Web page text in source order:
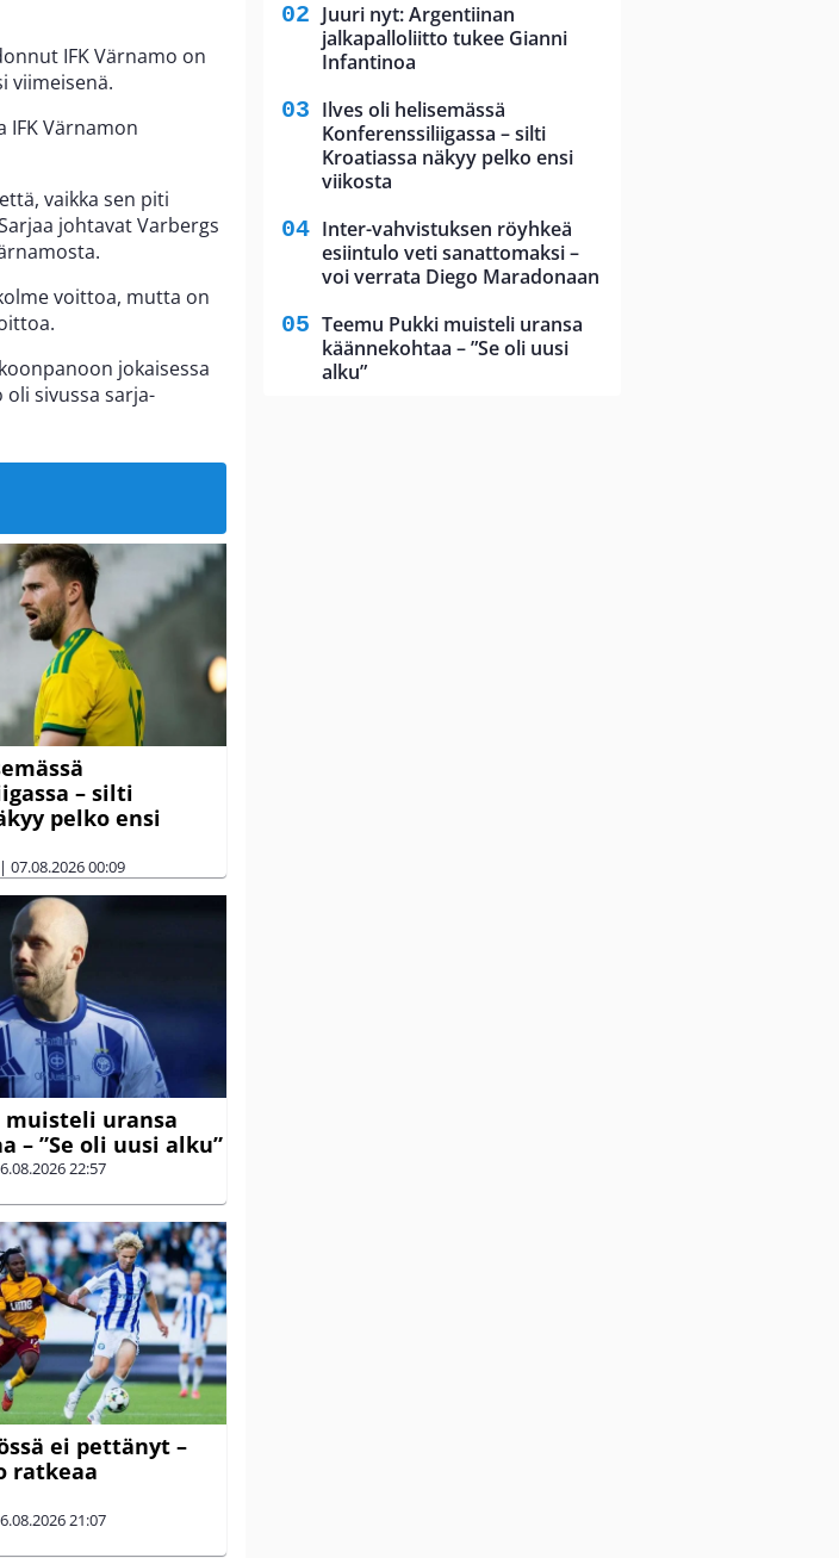
IFK Värnamo on
viimeisenä.
IFK Värnamon
vaikka sen piti
johtavat Varbergs
voittoa, mutta on
jokaisessa
sivussa sarja-
– silti
pelko ensi
| 07.08.202600:09
muisteli uransa
– ”Se oli uusi alku”
22:57
ei pettänyt –
ratkeaa
21:07
Juuri nyt: Argentiinan
jalkapalloliitto tukee Gianni
Infantinoa
Ilves oli helisemässä
Konferenssiliigassa – silti
Kroatiassa näkyy pelko ensi
viikosta
Inter-vahvistuksen röyhkeä
esiintulo veti sanattomaksi –
voi verrata Diego Maradonaan
Teemu Pukki muisteli uransa
käännekohtaa – ”Se oli uusi
alku”